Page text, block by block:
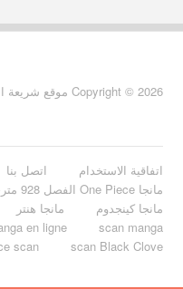
Copyright © 2026 موقع شريعة التعليمي. All Rights Reserved.
اتفاقية الاستخدام اتصل بنا
مانجا One Piece الفصل 928 مترجم
مانجا كينجدوم
مانجا هنتر
scan manga
en ligne
scan Black Clove
scan